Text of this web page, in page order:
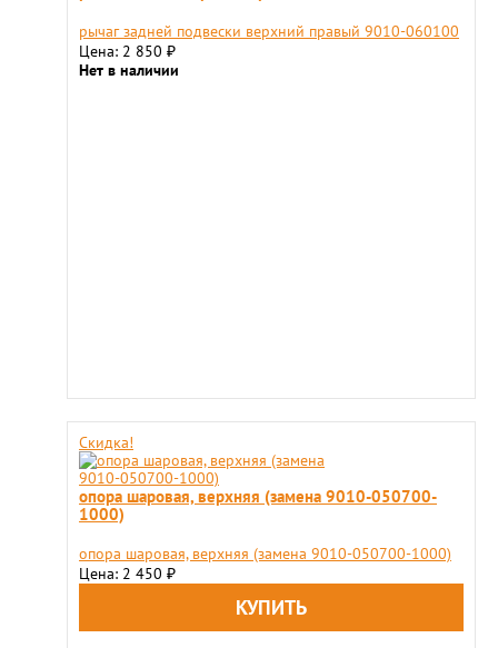
рычаг задней подвески верхний правый 9010-060100
Цена: 2 850 ₽
Нет в наличии
Скидка!
опора шаровая, верхняя (замена 9010-050700-
1000)
опора шаровая, верхняя (замена 9010-050700-1000)
Цена: 2 450 ₽